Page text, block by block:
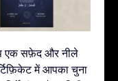
एक सफ़ेद और नीले
में आपका चुना